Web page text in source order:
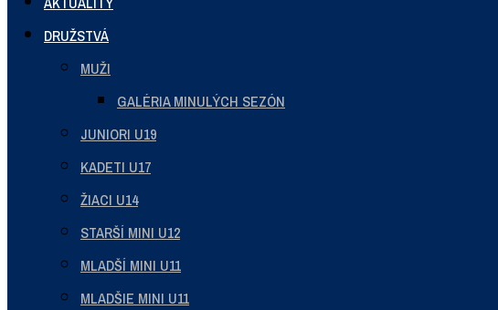
DRUŽSTVÁ
MUŽI
GALÉRIA MINULÝCH SEZÓN
JUNIORI U19
KADETI U17
ŽIACI U14
STARŠÍ MINI U12
MLADŠÍ MINI U11
MLADŠIE MINI U11